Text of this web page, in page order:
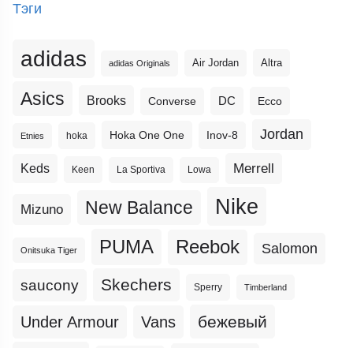
Тэги
adidas adidas Originals Air Jordan Altra
Asics Brooks Converse DC Ecco
Etnies hoka Hoka One One Inov-8 Jordan
Keds Keen La Sportiva Lowa Merrell
Mizuno New Balance Nike
Onitsuka Tiger PUMA Reebok Salomon
saucony Skechers Sperry Timberland
Under Armour Vans бежевый